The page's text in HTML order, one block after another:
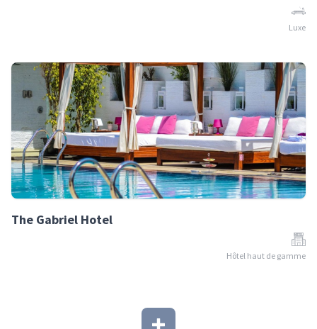
Luxe
The Gabriel Hotel
Hôtel haut de gamme